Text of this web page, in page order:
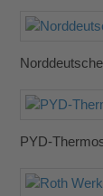
PYD-